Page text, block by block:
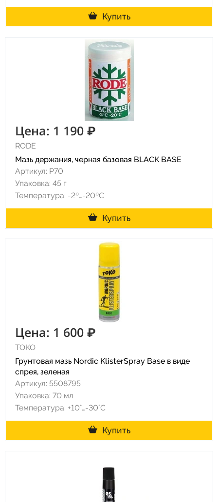
Купить
Цена: 1 190 ₽
RODE
Мазь держания, черная базовая BLACK BASE
Артикул: P70
Упаковка: 45 г
Температура: -2º…-20ºC
Купить
Цена: 1 600 ₽
TOKO
Грунтовая мазь Nordic KlisterSpray Base в виде
спрея, зеленая
Артикул: 5508795
Упаковка: 70 мл
Температура: +10°…-30°C
Купить